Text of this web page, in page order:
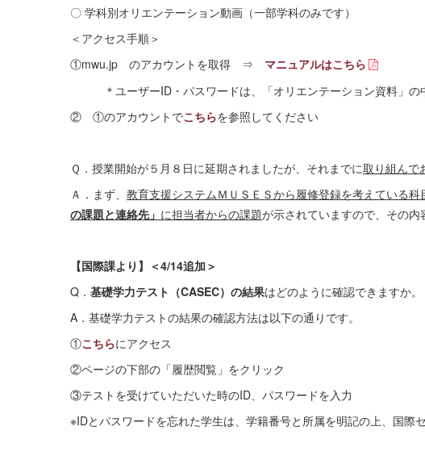
〇 学科別オリエンテーション動画（一部学科のみです）
＜アクセス手順＞
①mwu.jp のアカウントを取得 ⇒ マニュアルはこちら
＊ユーザーID・パスワードは、「オリエンテーション資料」の中
② ①のアカウントでこちらを参照してください
Ｑ．授業開始が５月８日に延期されましたが、それまでに取り組んで
Ａ．まず、 教育支援システムＭＵＳＥＳから履修登録を考えている科
の課題と連絡先」 に担当者からの課題が示されていますので、その内
【国際課より】＜4/14追加＞
Q． 基礎学力テスト（CASEC）の結果はどのように確認できますか。
A．基礎学力テストの結果の確認方法は以下の通りです。
①こちらにアクセス
②ページの下部の「履歴閲覧」をクリック
③テストを受けていただいた時のID、パスワードを入力
※IDとパスワードを忘れた学生は、学籍番号と所属を明記の上、国際